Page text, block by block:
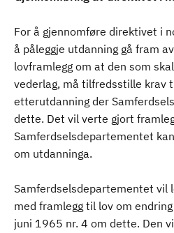
For å gjennomføre direktivet i
å påleggje utdanning gå fram
lovframlegg om at den som
vederlag, må tilfredsstille krav
etterutdanning der
dette. Det vil verte gjort
Samferdselsdepartementet
om utdanninga.
Samferdselsdepartementet vil
med framlegg til lov om
juni 1965 nr. 4 om dette. Den